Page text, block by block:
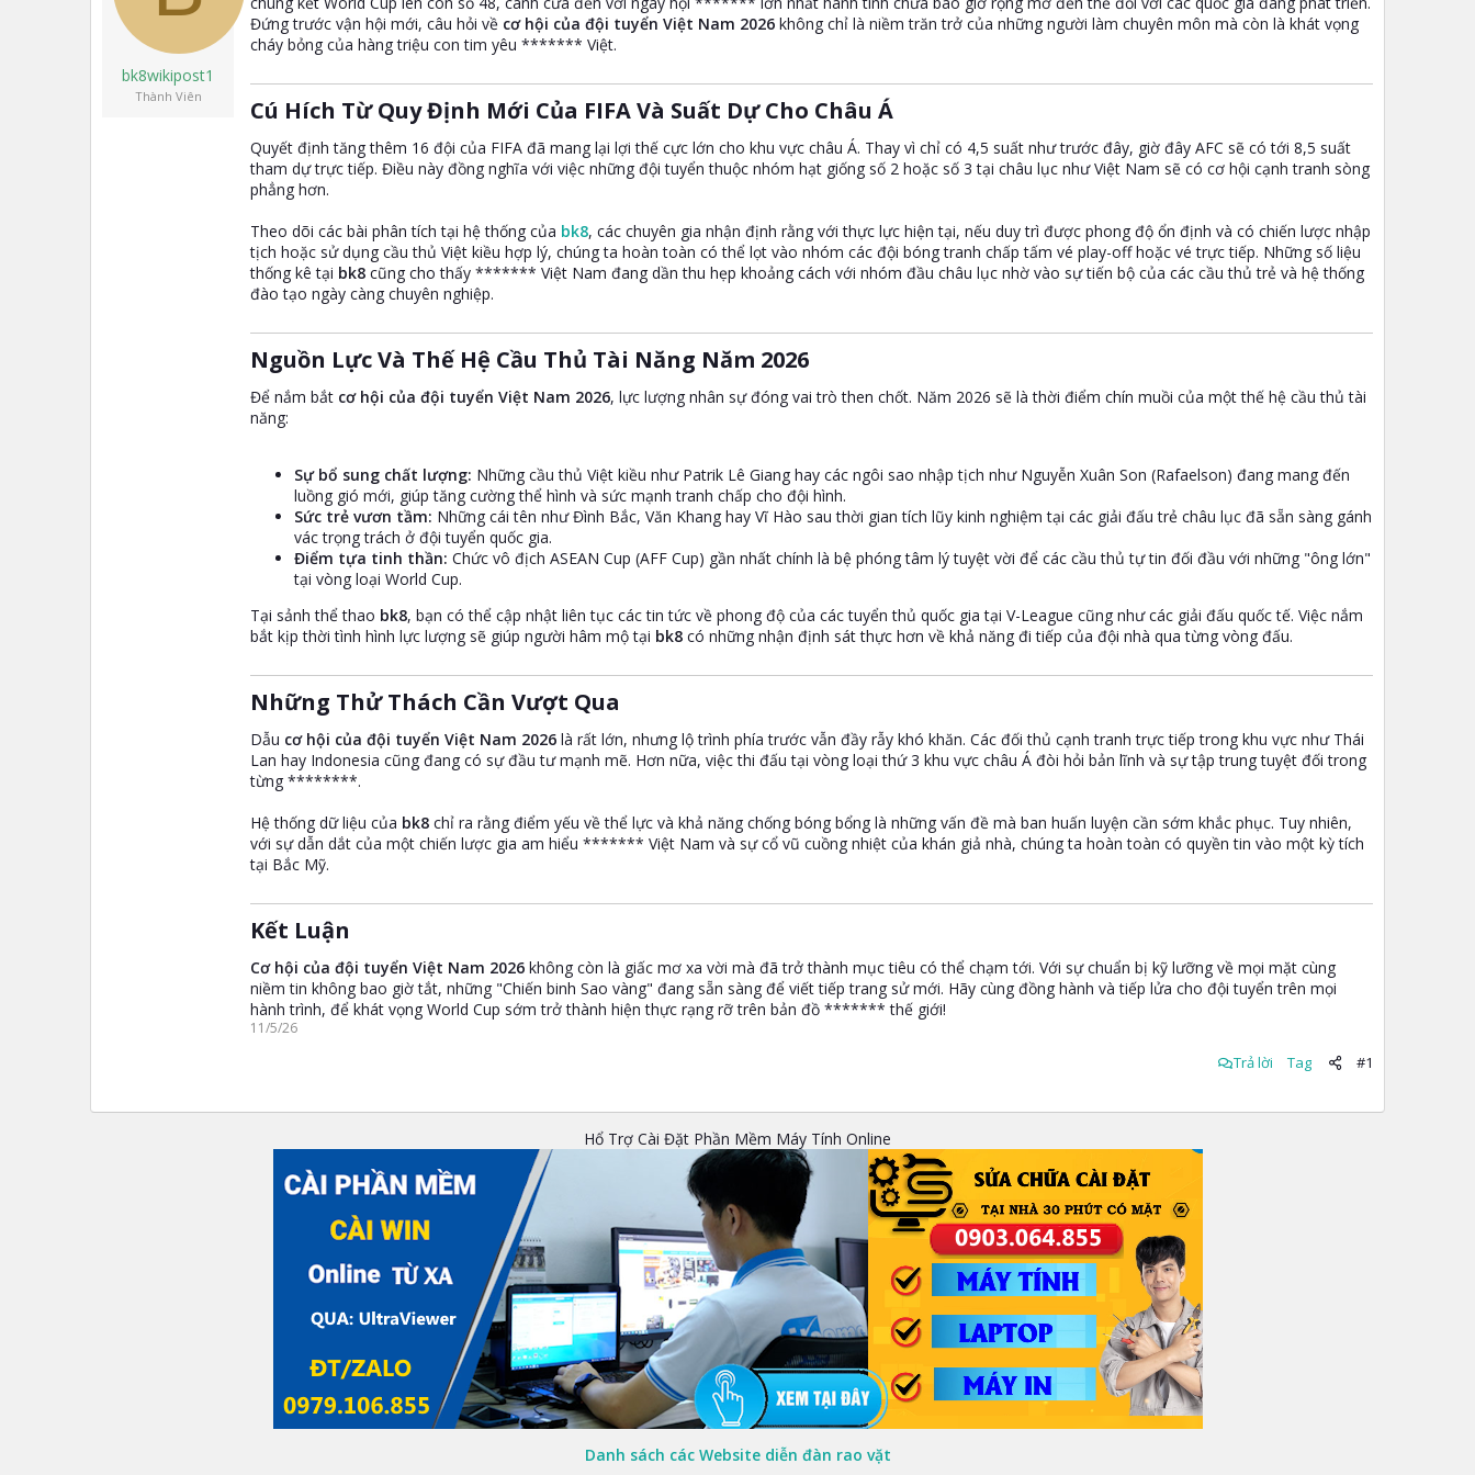
bk8wikipost1
Thành Viên
Đứng trước vận hội mới, câu hỏi về cơ hội của đội tuyển Việt Nam 2026 không chỉ là niềm trăn trở của những người làm chuyên môn mà còn là khát vọng
cháy bỏng của hàng triệu con tim yêu ******* Việt.
Cú Hích Từ Quy Định Mới Của FIFA Và Suất Dự Cho Châu Á​
Quyết định tăng thêm 16 đội của FIFA đã mang lại lợi thế cực lớn cho khu vực châu Á. Thay vì chỉ có 4,5 suất như trước đây, giờ đây AFC sẽ có tới 8,5 suất
tham dự trực tiếp. Điều này đồng nghĩa với việc những đội tuyển thuộc nhóm hạt giống số 2 hoặc số 3 tại châu lục như Việt Nam sẽ có cơ hội cạnh tranh sòng
phẳng hơn.
Theo dõi các bài phân tích tại hệ thống của bk8, các chuyên gia nhận định rằng với thực lực hiện tại, nếu duy trì được phong độ ổn định và có chiến lược nhập
tịch hoặc sử dụng cầu thủ Việt kiều hợp lý, chúng ta hoàn toàn có thể lọt vào nhóm các đội bóng tranh chấp tấm vé play-off hoặc vé trực tiếp. Những số liệu
thống kê tại bk8 cũng cho thấy ******* Việt Nam đang dần thu hẹp khoảng cách với nhóm đầu châu lục nhờ vào sự tiến bộ của các cầu thủ trẻ và hệ thống
đào tạo ngày càng chuyên nghiệp.
Nguồn Lực Và Thế Hệ Cầu Thủ Tài Năng Năm 2026​
Để nắm bắt cơ hội của đội tuyển Việt Nam 2026, lực lượng nhân sự đóng vai trò then chốt. Năm 2026 sẽ là thời điểm chín muồi của một thế hệ cầu thủ tài
năng:
Sự bổ sung chất lượng: Những cầu thủ Việt kiều như Patrik Lê Giang hay các ngôi sao nhập tịch như Nguyễn Xuân Son (Rafaelson) đang mang đến
luồng gió mới, giúp tăng cường thể hình và sức mạnh tranh chấp cho đội hình.
Sức trẻ vươn tầm: Những cái tên như Đình Bắc, Văn Khang hay Vĩ Hào sau thời gian tích lũy kinh nghiệm tại các giải đấu trẻ châu lục đã sẵn sàng gánh
vác trọng trách ở đội tuyển quốc gia.
Điểm tựa tinh thần: Chức vô địch ASEAN Cup (AFF Cup) gần nhất chính là bệ phóng tâm lý tuyệt vời để các cầu thủ tự tin đối đầu với những "ông lớn"
tại vòng loại World Cup.
Tại sảnh thể thao bk8, bạn có thể cập nhật liên tục các tin tức về phong độ của các tuyển thủ quốc gia tại V-League cũng như các giải đấu quốc tế. Việc nắm
bắt kịp thời tình hình lực lượng sẽ giúp người hâm mộ tại bk8 có những nhận định sát thực hơn về khả năng đi tiếp của đội nhà qua từng vòng đấu.
Những Thử Thách Cần Vượt Qua​
Dẫu cơ hội của đội tuyển Việt Nam 2026 là rất lớn, nhưng lộ trình phía trước vẫn đầy rẫy khó khăn. Các đối thủ cạnh tranh trực tiếp trong khu vực như Thái
Lan hay Indonesia cũng đang có sự đầu tư mạnh mẽ. Hơn nữa, việc thi đấu tại vòng loại thứ 3 khu vực châu Á đòi hỏi bản lĩnh và sự tập trung tuyệt đối trong
từng ********.
Hệ thống dữ liệu của bk8 chỉ ra rằng điểm yếu về thể lực và khả năng chống bóng bổng là những vấn đề mà ban huấn luyện cần sớm khắc phục. Tuy nhiên,
với sự dẫn dắt của một chiến lược gia am hiểu ******* Việt Nam và sự cổ vũ cuồng nhiệt của khán giả nhà, chúng ta hoàn toàn có quyền tin vào một kỳ tích
tại Bắc Mỹ.
Kết Luận​
Cơ hội của đội tuyển Việt Nam 2026 không còn là giấc mơ xa vời mà đã trở thành mục tiêu có thể chạm tới. Với sự chuẩn bị kỹ lưỡng về mọi mặt cùng
niềm tin không bao giờ tắt, những "Chiến binh Sao vàng" đang sẵn sàng để viết tiếp trang sử mới. Hãy cùng đồng hành và tiếp lửa cho đội tuyển trên mọi
hành trình, để khát vọng World Cup sớm trở thành hiện thực rạng rỡ trên bản đồ ******* thế giới!
11/5/26
Trả lời Tag #1
Hổ Trợ Cài Đặt Phần Mềm Máy Tính Online
Danh sách các Website diễn đàn rao vặt